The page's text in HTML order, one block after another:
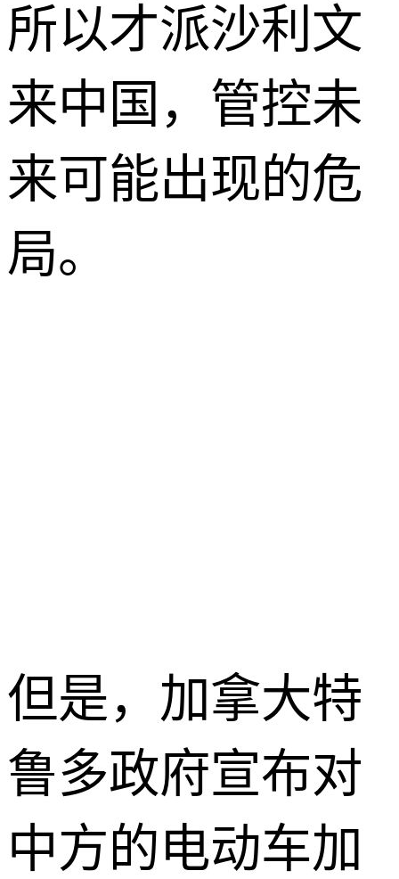
所以才派沙利文
来中国，管控未
来可能出现的危
局。
但是，加拿大特
鲁多政府宣布对
中方的电动车加